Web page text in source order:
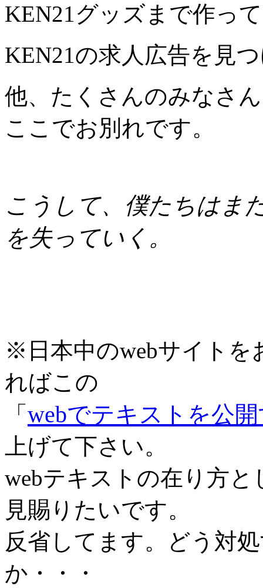
KEN21グッズまで作っ
KEN21の求人広告を見
他、たくさんのみなさ
ここでお別れです。
こうして、僕たちはま
を失っていく。
※日本中のwebサイトを
ればこの
「 webでテキストを公
上げて下さい。
webテキストの在り方
見賜りたいです。
反省してます。どう対
か・・・